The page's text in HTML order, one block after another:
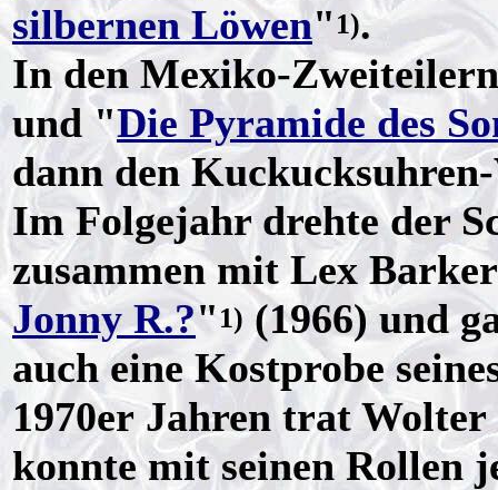
silbernen Löwen" 1).
In den Mexiko-
und "Die Pyramide des
dann den
Im Folgejahr drehte der
zusammen mit Lex
Jonny R.?" 1) (1966) und
auch eine Kostprobe
1970er Jahren trat
konnte mit seinen Rollen